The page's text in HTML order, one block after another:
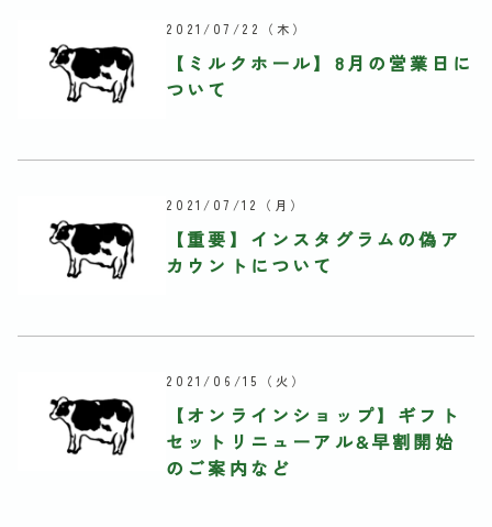
2021/07/22 （木）
【ミルクホール】8月の営業日に
ついて
2021/07/12 （月）
【重要】インスタグラムの偽ア
カウントについて
2021/06/15 （火）
【オンラインショップ】ギフト
セットリニューアル&早割開始
のご案内など